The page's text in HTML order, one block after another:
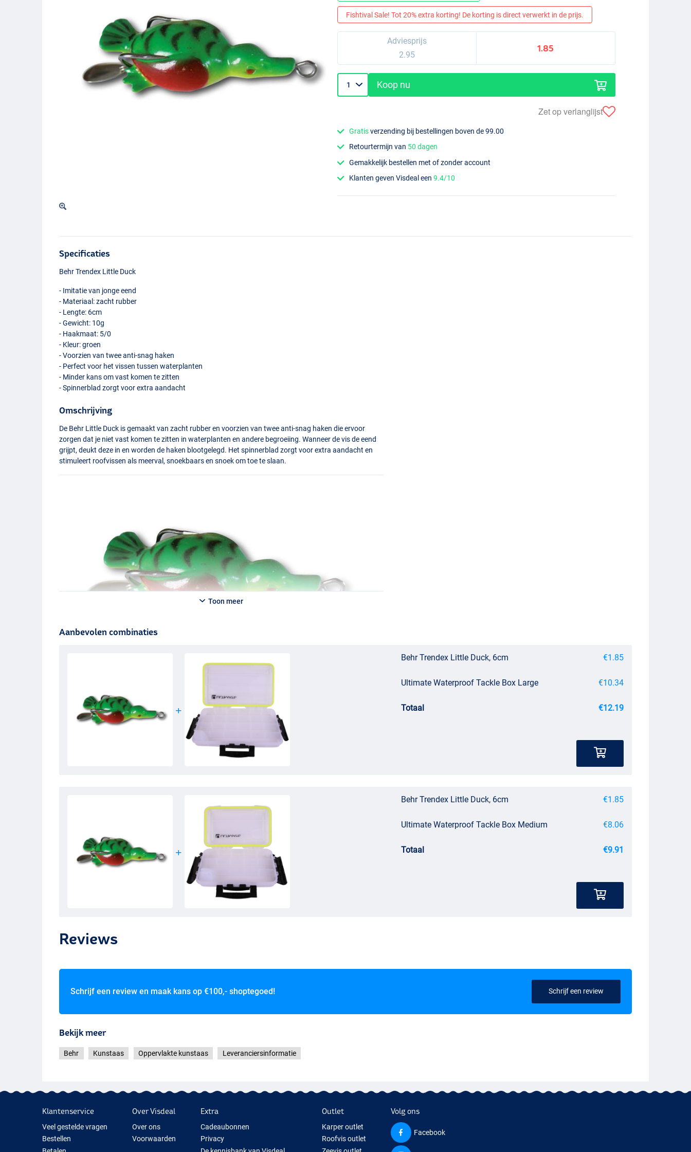
Fishtival Sale! Tot 20% extra korting! De korting is direct verwerkt in de prijs.
Adviesprijs
2.95
1.85
Koop nu
Zet op verlanglijst
Gratisverzending bij bestellingen boven de 99.00
Retourtermijn van 50 dagen
Gemakkelijk bestellen met of zonder account
Klanten geven Visdeal een9.4/10
Specificaties
Behr Trendex Little Duck
- Imitatie van jonge eend
- Materiaal: zacht rubber
- Lengte: 6cm
- Gewicht: 10g
- Haakmaat: 5/0
- Kleur: groen
- Voorzien van twee anti-snag haken
- Perfect voor het vissen tussen waterplanten
- Minder kans om vast komen te zitten
- Spinnerblad zorgt voor extra aandacht
Omschrijving
De Behr Little Duck is gemaakt van zacht rubber en voorzien van twee anti-snag haken die ervoor
zorgen dat je niet vast komen te zitten in waterplanten en andere begroeiing. Wanneer de vis de eend
grijpt, deukt deze in en worden de haken blootgelegd. Het spinnerblad zorgt voor extra aandacht en
stimuleert roofvissen als meerval, snoekbaars en snoek om toe te slaan.
Toon meer
Aanbevolen combinaties
Behr Trendex Little Duck, 6cm €1.85
Ultimate Waterproof Tackle Box Large €10.34
Totaal €12.19
Behr Trendex Little Duck, 6cm €1.85
Ultimate Waterproof Tackle Box Medium €8.06
Totaal €9.91
Reviews
Schrijf een review en maak kans op €100,- shoptegoed! Schrijf een review
Bekijk meer
Behr Kunstaas Oppervlakte kunstaas Leveranciersinformatie
Klantenservice
Veel gestelde vragen
Bestellen
Over Visdeal
Over ons
Voorwaarden
Extra
Cadeaubonnen
Privacy
Outlet
Karper outlet
Roofvis outlet
Volg ons
Facebook